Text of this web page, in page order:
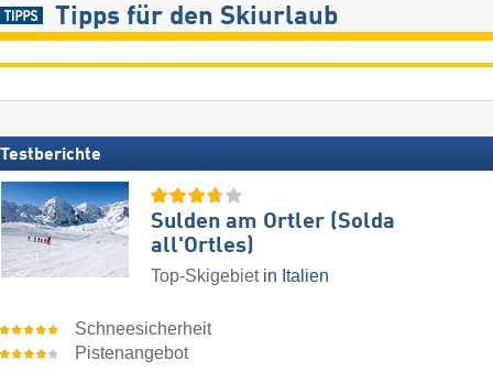
Tipps für den Skiurlaub
Testberichte
Sulden am Ortler (Solda
all'Ortles)
Top-Skigebiet in Italien
Schneesicherheit
Pistenangebot